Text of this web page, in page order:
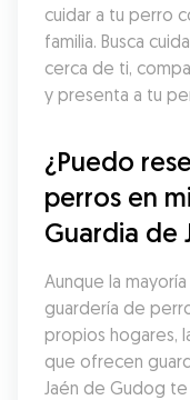
cuidar a tu perro
familia. Busca
cerca de ti,
y presenta a tu
¿Puedo
perros en
Guardia de
Aunque la
guardería de
propios hogares,
que ofrecen
Jaén de Gudog